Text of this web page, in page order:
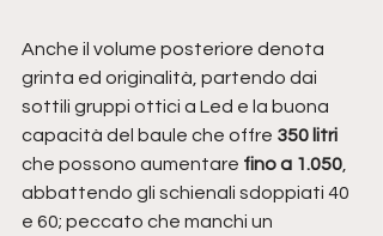
Anche il volume posteriore denota
grinta ed originalità, partendo dai
sottili gruppi ottici a Led e la buona
capacità del baule che offre 350 litri
che possono aumentare fino a 1.050
abbattendo gli schienali sdoppiati 40
e 60; peccato che manchi un